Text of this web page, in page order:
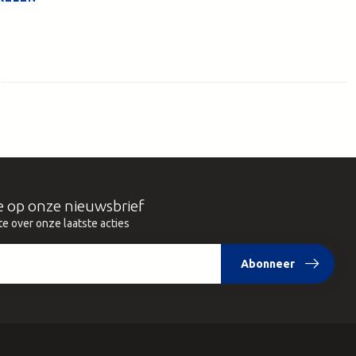
op onze nieuwsbrief
over onze laatste acties
Abonneer